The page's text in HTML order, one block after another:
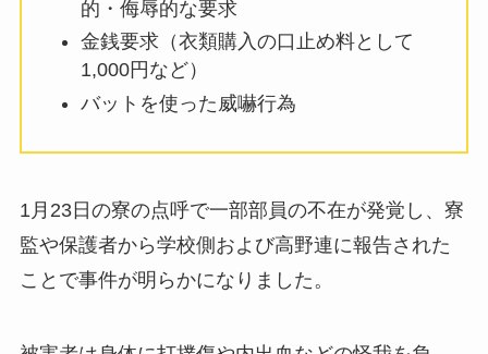
的・侮辱的な要求
金銭要求（衣類購入の口止め料として
1,000円など）
バットを使った威嚇行為
1月23日の寮の点呼で一部部員の不在が発覚し、寮
監や保護者から学校側および高野連に報告された
ことで事件が明らかになりました。